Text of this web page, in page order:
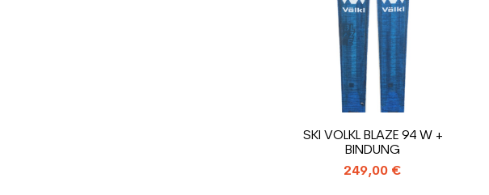
SKI VOLKL BLAZE 94 W +
BINDUNG
249,00 €